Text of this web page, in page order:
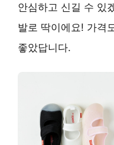
안심하고 신길 수 있
발로 딱이에요! 가격
좋았답니다.